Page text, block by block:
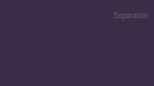
Separatori